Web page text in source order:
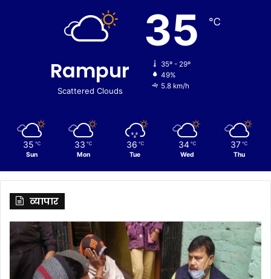
Rampur
Scattered Clouds
35 ℃
35º - 29º
49%
5.8 km/h
35 ℃
Sun
33 ℃
Mon
36 ℃
Tue
34 ℃
Wed
37 ℃
Thu
व्यापार